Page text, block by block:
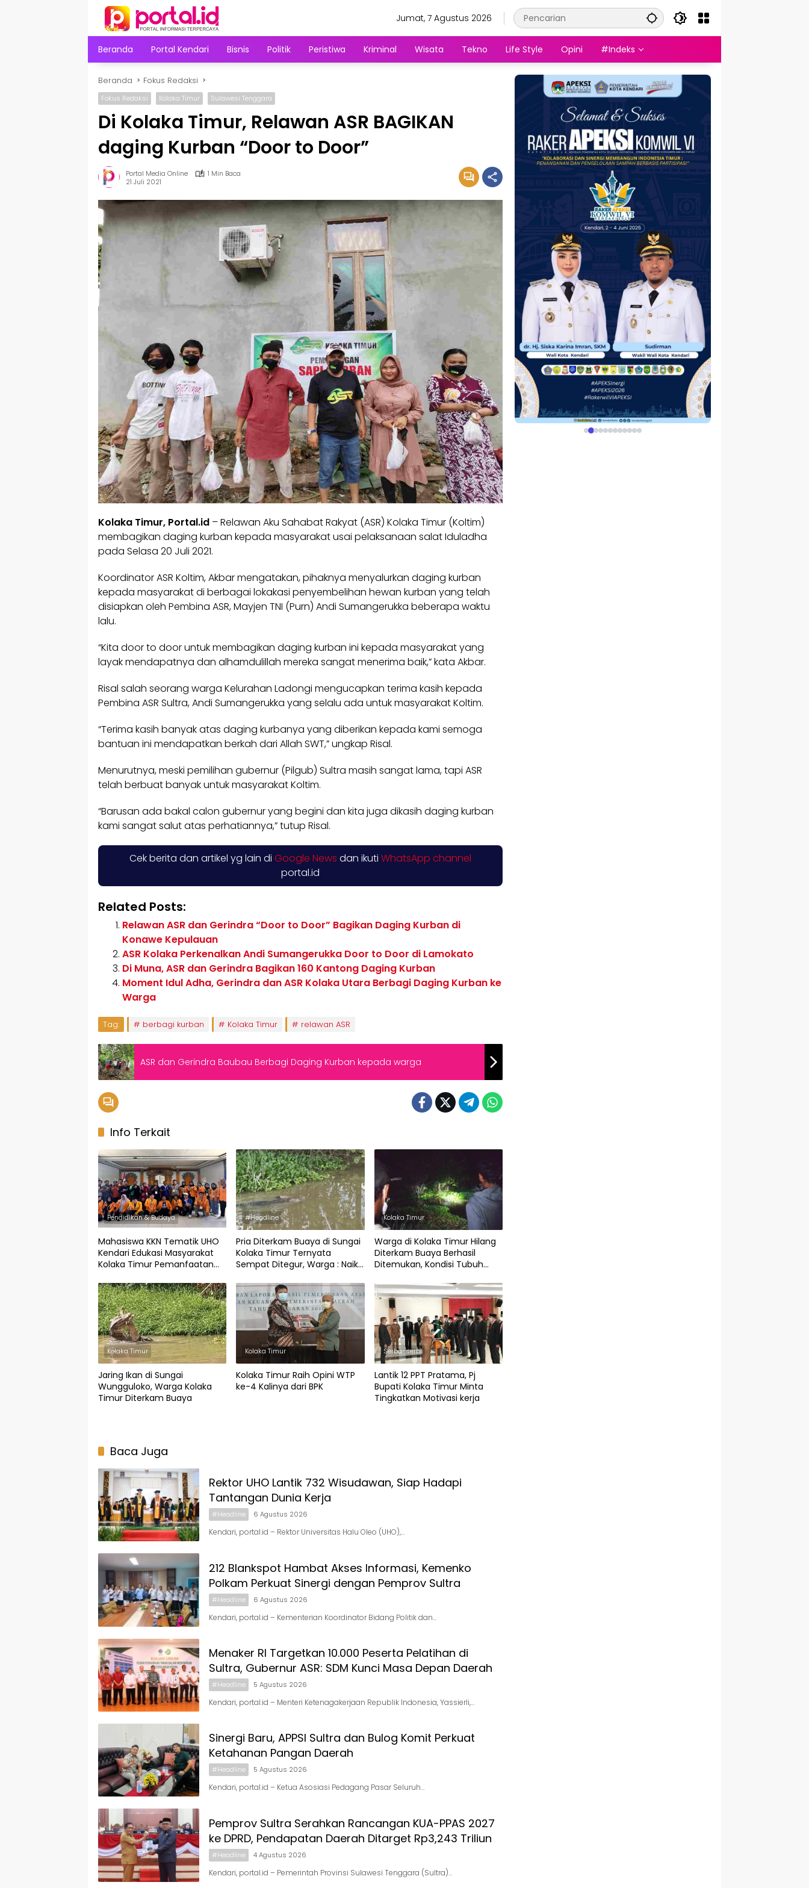
Jumat, 7 Agustus 2026
Beranda Portal Kendari Bisnis Politik Peristiwa Kriminal Wisata Tekno Life Style Opini #Indeks
Beranda Fokus Redaksi
Fokus Redaksi Kolaka Timur Sulawesi Tenggara
Di Kolaka Timur, Relawan ASR BAGIKAN
daging Kurban “Door to Door”
Portal Media Online
1 Min Baca
21 Juli 2021
Kolaka Timur, Portal.id – Relawan Aku Sahabat Rakyat (ASR) Kolaka Timur (Koltim)
membagikan daging kurban kepada masyarakat usai pelaksanaan salat Iduladha
pada Selasa 20 Juli 2021.
Koordinator ASR Koltim, Akbar mengatakan, pihaknya menyalurkan daging kurban
kepada masyarakat di berbagai lokakasi penyembelihan hewan kurban yang telah
disiapkan oleh Pembina ASR, Mayjen TNI (Purn) Andi Sumangerukka beberapa waktu
lalu.
“Kita door to door untuk membagikan daging kurban ini kepada masyarakat yang
layak mendapatnya dan alhamdulillah mereka sangat menerima baik,” kata Akbar.
Risal salah seorang warga Kelurahan Ladongi mengucapkan terima kasih kepada
Pembina ASR Sultra, Andi Sumangerukka yang selalu ada untuk masyarakat Koltim.
“Terima kasih banyak atas daging kurbanya yang diberikan kepada kami semoga
bantuan ini mendapatkan berkah dari Allah SWT,” ungkap Risal.
Menurutnya, meski pemilihan gubernur (Pilgub) Sultra masih sangat lama, tapi ASR
telah berbuat banyak untuk masyarakat Koltim.
“Barusan ada bakal calon gubernur yang begini dan kita juga dikasih daging kurban
kami sangat salut atas perhatiannya,” tutup Risal.
Cek berita dan artikel yg lain di Google News dan ikuti WhatsApp channel
portal.id
Related Posts:
Relawan ASR dan Gerindra “Door to Door” Bagikan Daging Kurban di
Konawe Kepulauan
ASR Kolaka Perkenalkan Andi Sumangerukka Door to Door di Lamokato
Di Muna, ASR dan Gerindra Bagikan 160 Kantong Daging Kurban
Moment Idul Adha, Gerindra dan ASR Kolaka Utara Berbagi Daging Kurban ke
Warga
Tag: berbagi kurban Kolaka Timur relawan ASR
ASR dan Gerindra Baubau Berbagi Daging Kurban kepada warga
Info Terkait
Pendidikan & Budaya
Mahasiswa KKN Tematik UHO
Kendari Edukasi Masyarakat
Kolaka Timur Pemanfaatan
#Headline
Pria Diterkam Buaya di Sungai
Kolaka Timur Ternyata
Sempat Ditegur, Warga : Naik
Kolaka Timur
Warga di Kolaka Timur Hilang
Diterkam Buaya Berhasil
Ditemukan, Kondisi Tubuh
Kolaka Timur
Jaring Ikan di Sungai
Wungguloko, Warga Kolaka
Timur Diterkam Buaya
Kolaka Timur
Kolaka Timur Raih Opini WTP
ke-4 Kalinya dari BPK
Serba-serbi
Lantik 12 PPT Pratama, Pj
Bupati Kolaka Timur Minta
Tingkatkan Motivasi kerja
Baca Juga
Rektor UHO Lantik 732 Wisudawan, Siap Hadapi
Tantangan Dunia Kerja
#Headline 6 Agustus 2026
Kendari, portal.id – Rektor Universitas Halu Oleo (UHO),…
212 Blankspot Hambat Akses Informasi, Kemenko
Polkam Perkuat Sinergi dengan Pemprov Sultra
#Headline 6 Agustus 2026
Kendari, portal.id – Kementerian Koordinator Bidang Politik dan…
Menaker RI Targetkan 10.000 Peserta Pelatihan di
Sultra, Gubernur ASR: SDM Kunci Masa Depan Daerah
#Headline 5 Agustus 2026
Kendari, portal.id – Menteri Ketenagakerjaan Republik Indonesia, Yassierli,…
Sinergi Baru, APPSI Sultra dan Bulog Komit Perkuat
Ketahanan Pangan Daerah
#Headline 5 Agustus 2026
Kendari, portal.id – Ketua Asosiasi Pedagang Pasar Seluruh…
Pemprov Sultra Serahkan Rancangan KUA-PPAS 2027
ke DPRD, Pendapatan Daerah Ditarget Rp3,243 Triliun
#Headline 4 Agustus 2026
Kendari, portal.id – Pemerintah Provinsi Sulawesi Tenggara (Sultra)…